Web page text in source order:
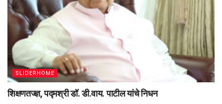
SLIDERHOME
शिक्षणतज्ज्ञ, पद्मश्री डॉ. डी.वाय. पाटील यांचे निधन